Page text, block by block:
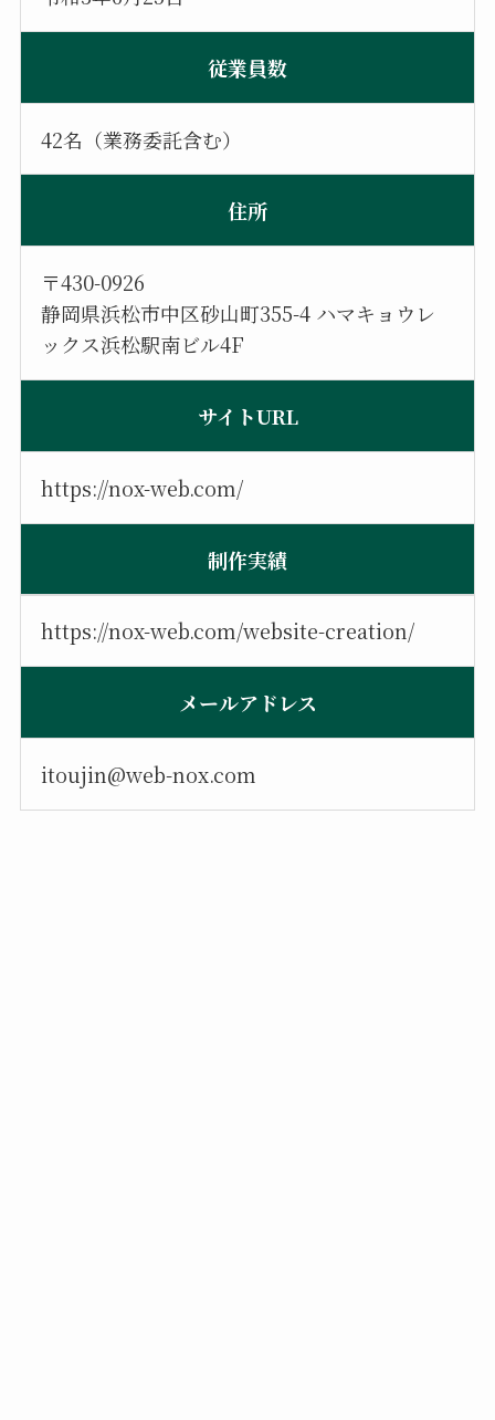
従業員数
42名（業務委託含む）
住所
〒430-0926
静岡県浜松市中区砂山町355-4 ハマキョウレ
ックス浜松駅南ビル4F
サイトURL
https://nox-web.com/
制作実績
https://nox-web.com/website-creation/
メールアドレス
itoujin@web-nox.com